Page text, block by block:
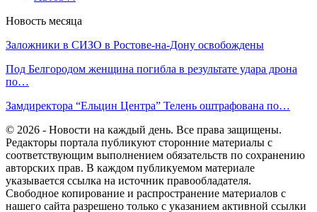
Новость месяца
Заложники в СИЗО в Ростове-на-Дону освобождены
Под Белгородом женщина погибла в результате удара дрона
по…
Замдиректора “Ельцин Центра” Телень оштрафована по…
© 2026 - Новости на каждый день. Все права защищены.
Редакторы портала публикуют сторонние материалы с
соответствующим выполнением обязательств по сохранению
авторских прав. В каждом публикуемом материале
указывается ссылка на источник правообладателя.
Свободное копирование и распространение материалов с
нашего сайта разрешено только с указанием активной ссылки